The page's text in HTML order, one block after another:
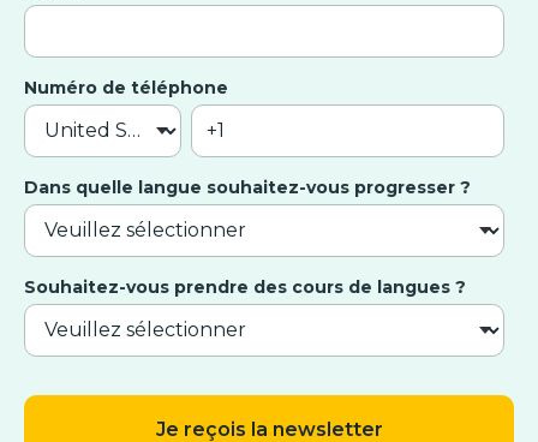
Numéro de téléphone
Dans quelle langue souhaitez-vous progresser ?
Souhaitez-vous prendre des cours de langues ?